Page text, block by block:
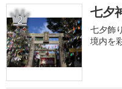
2 七夕
七夕飾
境内を